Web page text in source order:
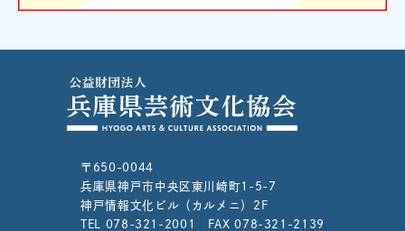
〒650-0044
兵庫県神戸市中央区東川崎町1-5-7
神戸情報文化ビル（カルメニ）2F
TEL 078-321-2001 FAX 078-321-2139